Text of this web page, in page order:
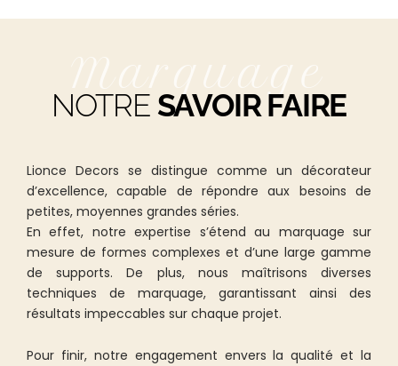
NOTRE SAVOIR FAIRE
Lionce Decors se distingue comme un décorateur
d’excellence, capable de répondre aux besoins de
petites, moyennes grandes séries.
En effet, notre expertise s’étend au marquage sur
mesure de formes complexes et d’une large gamme
de supports. De plus, nous maîtrisons diverses
techniques de marquage, garantissant ainsi des
résultats impeccables sur chaque projet.
Pour finir, notre engagement envers la qualité et la